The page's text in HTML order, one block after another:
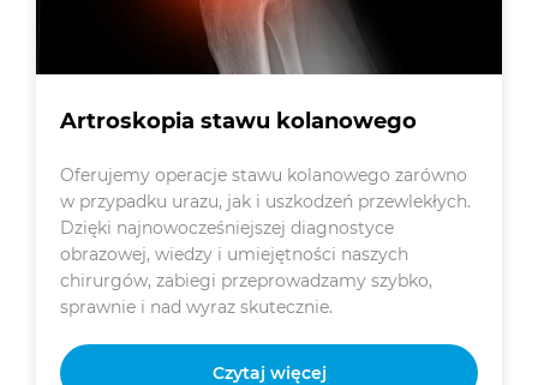
Artroskopia stawu kolanowego
Oferujemy operacje stawu kolanowego zarówno
w przypadku urazu, jak i uszkodzeń przewlekłych.
Dzięki najnowocześniejszej diagnostyce
obrazowej, wiedzy i umiejętności naszych
chirurgów, zabiegi przeprowadzamy szybko,
sprawnie i nad wyraz skutecznie.
Czytaj więcej